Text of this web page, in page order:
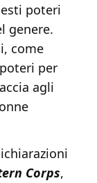
poteri
genere.
come
per
agli
Corps,